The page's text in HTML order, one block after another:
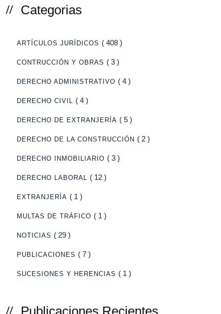
Categorias
ARTÍCULOS JURÍDICOS ( 408 )
CONTRUCCIÓN Y OBRAS ( 3 )
DERECHO ADMINISTRATIVO ( 4 )
DERECHO CIVIL ( 4 )
DERECHO DE EXTRANJERÍA ( 5 )
DERECHO DE LA CONSTRUCCIÓN ( 2 )
DERECHO INMOBILIARIO ( 3 )
DERECHO LABORAL ( 12 )
EXTRANJERÍA ( 1 )
MULTAS DE TRÁFICO ( 1 )
NOTICIAS ( 29 )
PUBLICACIONES ( 7 )
SUCESIONES Y HERENCIAS ( 1 )
Publicaciones Recientes